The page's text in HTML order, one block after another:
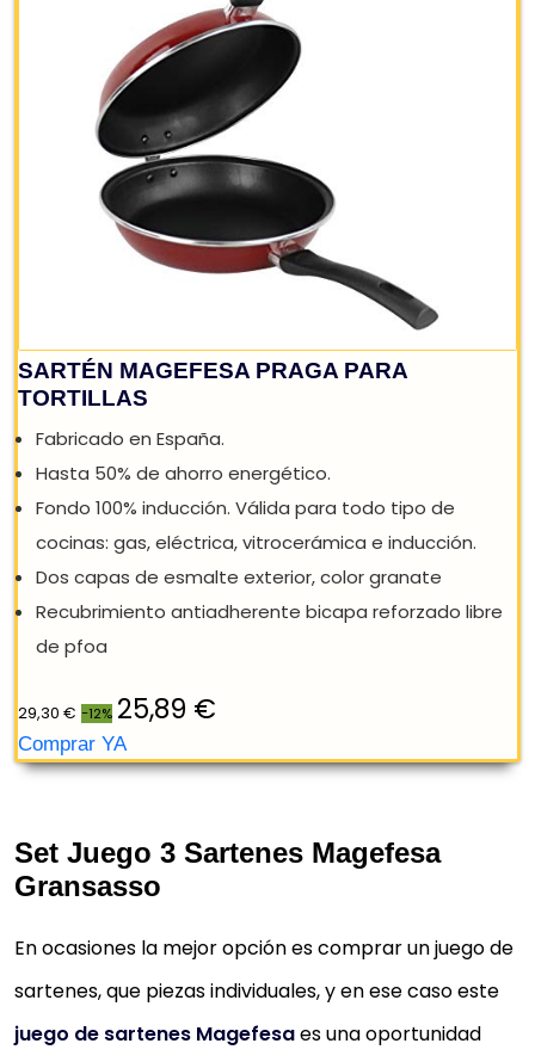
REBAJA: -12%
Set Juego 3 Sartenes Magefesa
Gransasso
En ocasiones la mejor opción es comprar un juego de
sartenes, que piezas individuales, y en ese caso este
juego de sartenes Magefesaes una oportunidad